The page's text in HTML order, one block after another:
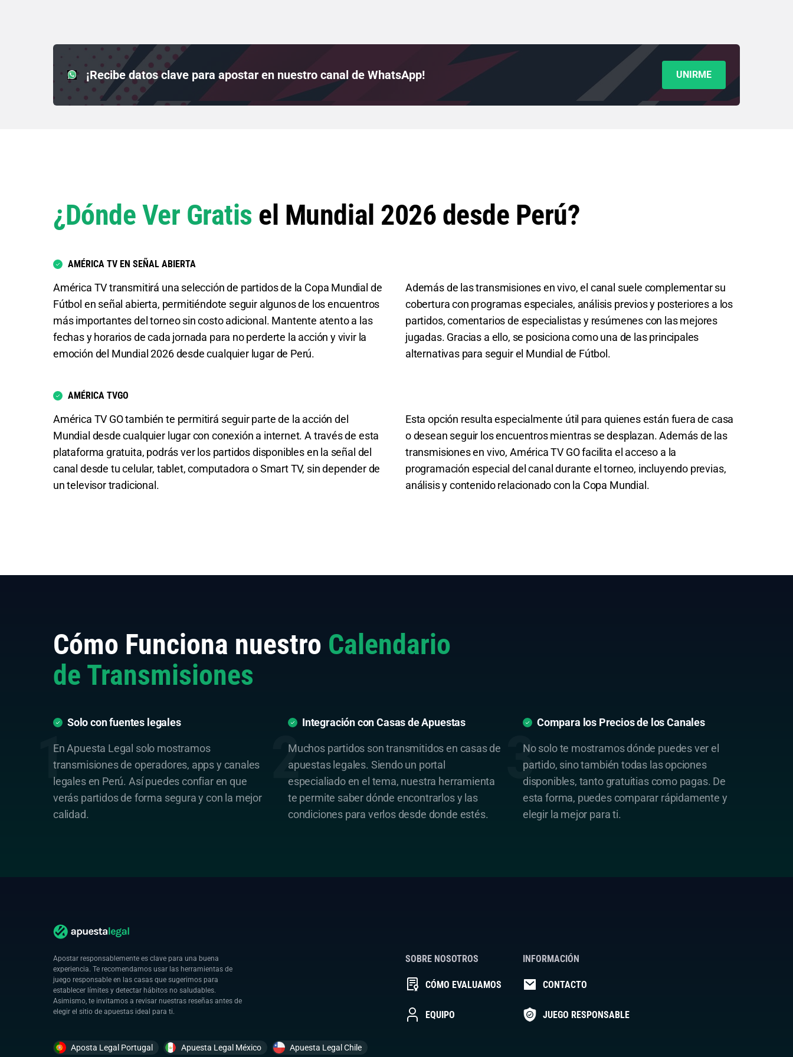
¡Recibe datos clave para apostar en nuestro canal de WhatsApp! UNIRME
¿Dónde Ver Gratis el Mundial 2026 desde Perú?
AMÉRICA TV EN SEÑAL ABIERTA
América TV transmitirá una selección de partidos de la Copa Mundial de
Fútbol en señal abierta, permitiéndote seguir algunos de los encuentros
más importantes del torneo sin costo adicional. Mantente atento a las
fechas y horarios de cada jornada para no perderte la acción y vivir la
emoción del Mundial 2026 desde cualquier lugar de Perú.
Además de las transmisiones en vivo, el canal suele complementar su
cobertura con programas especiales, análisis previos y posteriores a los
partidos, comentarios de especialistas y resúmenes con las mejores
jugadas. Gracias a ello, se posiciona como una de las principales
alternativas para seguir el Mundial de Fútbol.
AMÉRICA TVGO
América TV GO también te permitirá seguir parte de la acción del
Mundial desde cualquier lugar con conexión a internet. A través de esta
plataforma gratuita, podrás ver los partidos disponibles en la señal del
canal desde tu celular, tablet, computadora o Smart TV, sin depender de
un televisor tradicional.
Esta opción resulta especialmente útil para quienes están fuera de casa
o desean seguir los encuentros mientras se desplazan. Además de las
transmisiones en vivo, América TV GO facilita el acceso a la
programación especial del canal durante el torneo, incluyendo previas,
análisis y contenido relacionado con la Copa Mundial.
Cómo Funciona nuestro Calendario
de Transmisiones
Solo con fuentes legales
En Apuesta Legal solo mostramos
transmisiones de operadores, apps y canales
legales en Perú. Así puedes confiar en que
verás partidos de forma segura y con la mejor
calidad.
Integración con Casas de Apuestas
Muchos partidos son transmitidos en casas de
apuestas legales. Siendo un portal
especialiado en el tema, nuestra herramienta
te permite saber dónde encontrarlos y las
condiciones para verlos desde donde estés.
Compara los Precios de los Canales
No solo te mostramos dónde puedes ver el
partido, sino también todas las opciones
disponibles, tanto gratuitias como pagas. De
esta forma, puedes comparar rápidamente y
elegir la mejor para ti.
Apostar responsablemente es clave para una buena
experiencia. Te recomendamos usar las herramientas de
juego responsable en las casas que sugerimos para
establecer límites y detectar hábitos no saludables.
Asimismo, te invitamos a revisar nuestras reseñas antes de
elegir el sitio de apuestas ideal para ti.
SOBRE NOSOTROS
CÓMO EVALUAMOS
EQUIPO
INFORMACIÓN
CONTACTO
JUEGO RESPONSABLE
Aposta Legal Portugal Apuesta Legal México Apuesta Legal Chile